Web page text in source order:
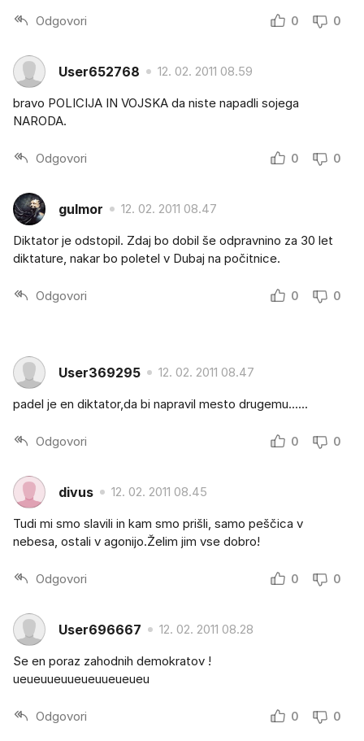
Odgovori 0 0
User652768 12. 02. 2011 08.59
bravo POLICIJA IN VOJSKA da niste napadli sojega
NARODA.
Odgovori 0 0
gulmor 12. 02. 2011 08.47
Diktator je odstopil. Zdaj bo dobil še odpravnino za 30 let
diktature, nakar bo poletel v Dubaj na počitnice.
Odgovori 0 0
User369295 12. 02. 2011 08.47
padel je en diktator,da bi napravil mesto drugemu......
Odgovori 0 0
divus 12. 02. 2011 08.45
Tudi mi smo slavili in kam smo prišli, samo peščica v
nebesa, ostali v agonijo.Želim jim vse dobro!
Odgovori 0 0
User696667 12. 02. 2011 08.28
Se en poraz zahodnih demokratov !
ueueuueuueueuueueueu
Odgovori 0 0